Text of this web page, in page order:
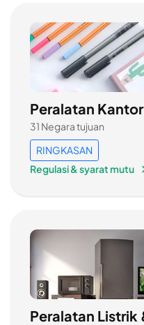
Peralatan Kantor
31 Negara tujuan
RINGKASAN
Regulasi & syarat mutu
Peralatan Listrik